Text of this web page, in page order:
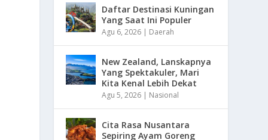
Daftar Destinasi Kuningan
Yang Saat Ini Populer
Agu 6, 2026 | Daerah
New Zealand, Lanskapnya
Yang Spektakuler, Mari
Kita Kenal Lebih Dekat
Agu 5, 2026 | Nasional
Cita Rasa Nusantara
Sepiring Ayam Goreng